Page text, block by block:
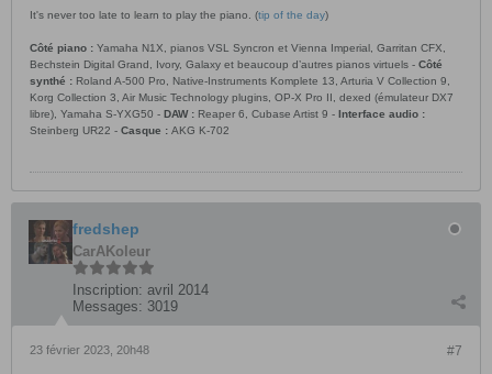
It's never too late to learn to play the piano. (tip of the day)
Côté piano : Yamaha N1X, pianos VSL Syncron et Vienna Imperial, Garritan CFX,
Bechstein Digital Grand, Ivory, Galaxy et beaucoup d’autres pianos virtuels - Côté
synthé : Roland A-500 Pro, Native-Instruments Komplete 13, Arturia V Collection 9,
Korg Collection 3, Air Music Technology plugins, OP-X Pro II, dexed (émulateur DX7
libre), Yamaha S-YXG50 - DAW : Reaper 6, Cubase Artist 9 - Interface audio :
Steinberg UR22 - Casque : AKG K-702
fredshep
CarAKoleur
Inscription: avril 2014
Messages: 3019
#7
23 février 2023, 20h48